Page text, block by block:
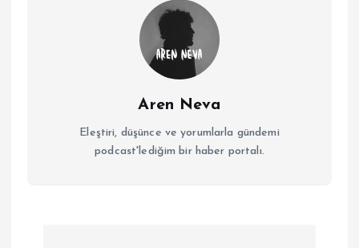
Aren Neva
Eleştiri, düşünce ve yorumlarla gündemi
podcast'lediğim bir haber portalı.